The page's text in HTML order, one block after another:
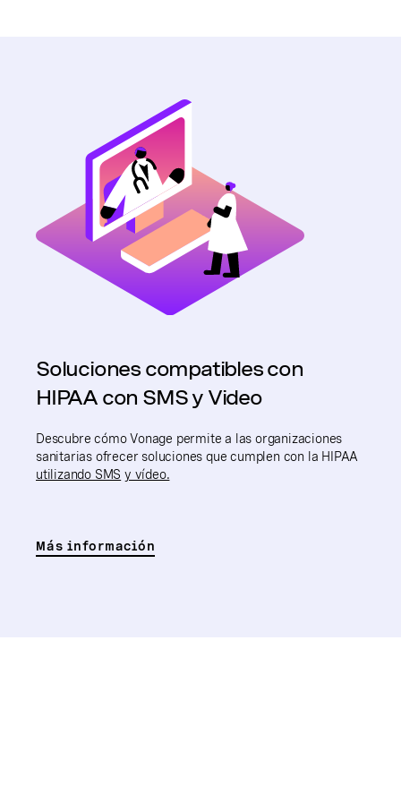
Soluciones compatibles con
HIPAA con SMS y Video
Descubre cómo Vonage permite a las organizaciones
sanitarias ofrecer soluciones que cumplen con la HIPAA
utilizando SMS y vídeo.
Más información